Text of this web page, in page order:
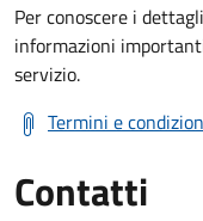
Per conoscere i
informazioni
servizio.
Termini e
Contatti